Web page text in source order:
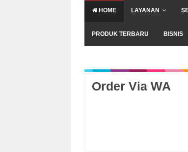
HOME LAYANAN
PRODUK TERBARU BISNIS
Order Via WA